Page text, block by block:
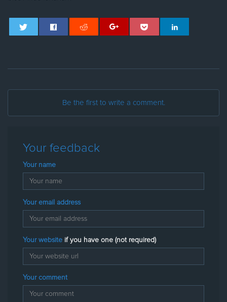
Be the first to write a comment.
Your feedback
Your name
Your email address
Your website if you have one (not required)
Your comment